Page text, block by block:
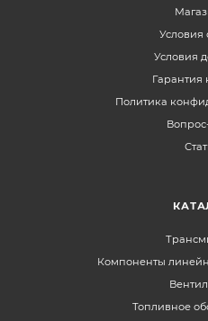
Условия
Условия
Гарантия
Политика
Компоненты
Топливное